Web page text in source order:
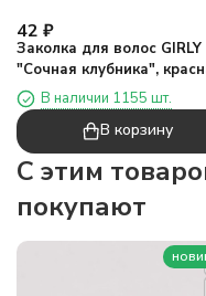
42 ₽
Заколка для волос GIRLY
"Сочная клубника",
В наличии 1155 шт.
В корзину
C этим
покупают